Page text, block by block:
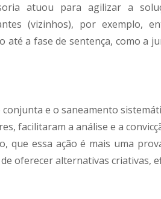
atuou para agilizar a
(vizinhos), por exemplo,
até a fase de sentença, como a
conjunta e o saneamento
facilitaram a análise e a
que essa ação é mais uma
oferecer alternativas criativas,